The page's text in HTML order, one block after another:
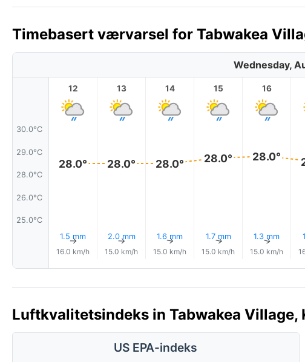
Timebasert værvarsel for Tabwakea
Wednesday,
30.0°C
29.0°C
28.0°C
26.0°C
25.0°C
12
28.0°
1.5 mm
↑
16.0 km/h
13
28.0°
2.0 mm
↑
15.0 km/h
14
28.0°
1.6 mm
↑
15.0 km/h
15
28.0°
1.7 mm
↑
15.0 km/h
16
28.0°
1.3 mm
↑
15.0 km/h
Luftkvalitetsindeks in Tabwakea
US EPA-indeks